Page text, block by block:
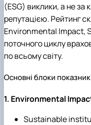
(ESG) виклики, а не
репутацією. Рейтинг
Environmental Impact,
поточного циклу
по всьому світу.
Основні блоки
1. Environmental
Sustainable